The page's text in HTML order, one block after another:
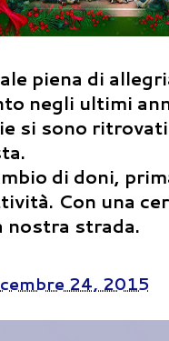
piena di
negli ultimi
si sono
di doni,
Con una
nostra strada.
24, 2015